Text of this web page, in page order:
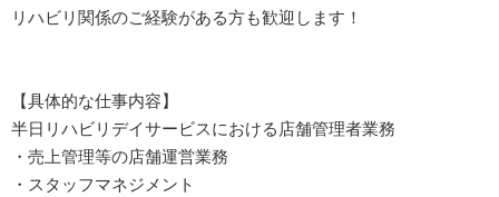
リハビリ関係のご経験がある方も歓迎します！
【具体的な仕事内容】
半日リハビリデイサービスにおける店舗管理者業務
・売上管理等の店舗運営業務
・スタッフマネジメント